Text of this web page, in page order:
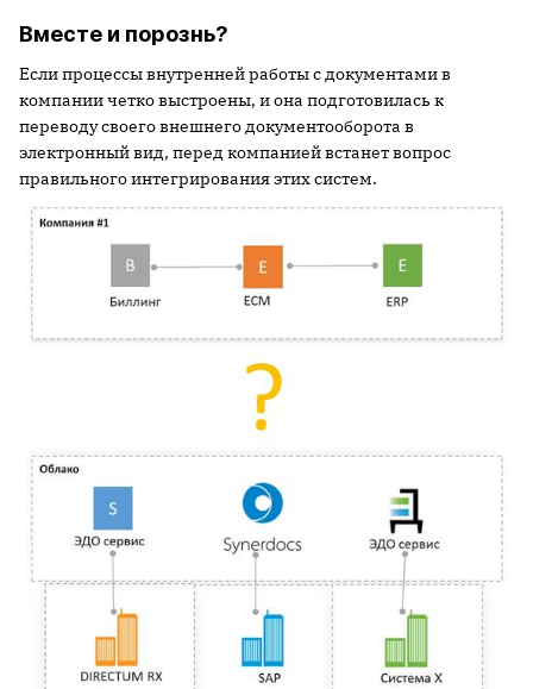
Вместе и порознь?
Если процессы внутренней работы с документами в
компании четко выстроены, и она подготовилась к
переводу своего внешнего документооборота в
электронный вид, перед компанией встанет вопрос
правильного интегрирования этих систем.